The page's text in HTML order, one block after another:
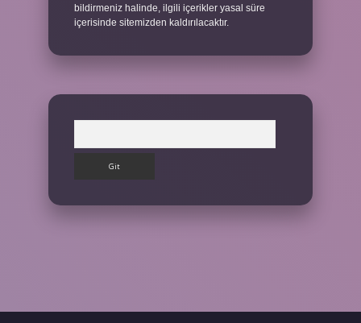
bildirmeniz halinde, ilgili içerikler yasal süre
içerisinde sitemizden kaldırılacaktır.